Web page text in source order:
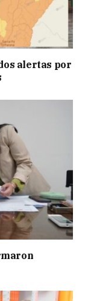
alertas por